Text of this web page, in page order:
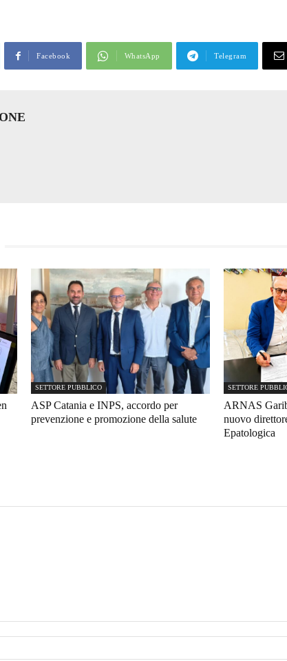
Facebook WhatsApp Telegram
SETTORE PUBBLICO
ASP Catania e INPS, accordo per
prevenzione e promozione della salute
SETTORE
ARNAS
nuovo
Epatologica